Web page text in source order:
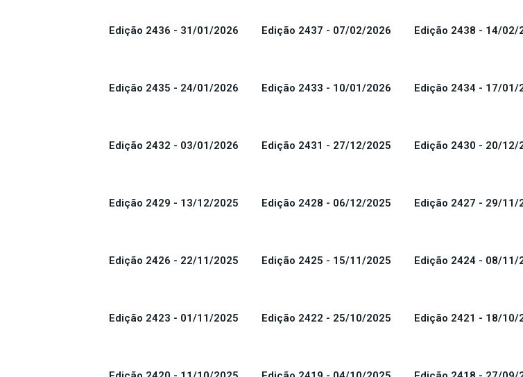
Edição 2436 - 31/01/2026 Edição 2437 - 07/02/2026 Edição 2438 - 14/02/
Edição 2435 - 24/01/2026 Edição 2433 - 10/01/2026 Edição 2434 - 17/01/
Edição 2432 - 03/01/2026 Edição 2431 - 27/12/2025 Edição 2430 - 20/12/
Edição 2429 - 13/12/2025 Edição 2428 - 06/12/2025 Edição 2427 - 29/11/
Edição 2426 - 22/11/2025 Edição 2425 - 15/11/2025 Edição 2424 - 08/11/
Edição 2423 - 01/11/2025 Edição 2422 - 25/10/2025 Edição 2421 - 18/10/